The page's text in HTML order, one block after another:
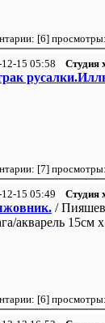
[6]
15 05:58 Студия
[7]
15 05:49 Студия
/
акварель 15см
[6]